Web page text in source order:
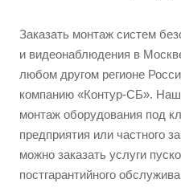
Заказать монтаж систем
и видеонаблюдения в
любом другом регионе
компанию «Контур-СБ».
монтаж оборудования под
предприятия или частного
можно заказать услуги
постгарантийного